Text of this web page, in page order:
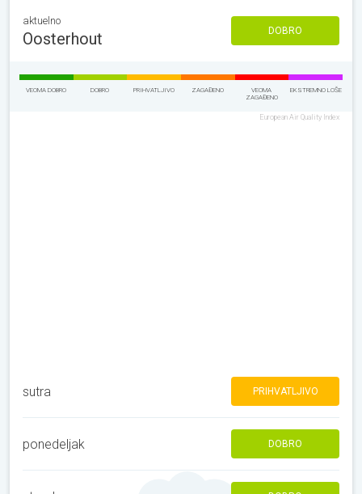
aktuelno
Oosterhout DOBRO
VEOMA DOBRO DOBRO PRIHVATLJIVO ZAGAĐENO
VEOMA
ZAGAĐENO
EKSTREMNO LOŠE
European Air Quality Index
sutra PRIHVATLJIVO
ponedeljak DOBRO